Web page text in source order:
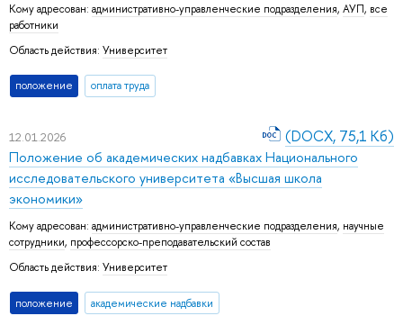
Кому адресован: административно-управленческие подразделения, АУП, все
работники
Область действия: Университет
положение оплата труда
12.01.2026
Положение об академических надбавках Национального
исследовательского университета «Высшая школа
экономики»
Кому адресован: административно-управленческие подразделения, научные
сотрудники, профессорско-преподавательский состав
Область действия: Университет
положение академические надбавки
(DOCX, 75,1 Кб)